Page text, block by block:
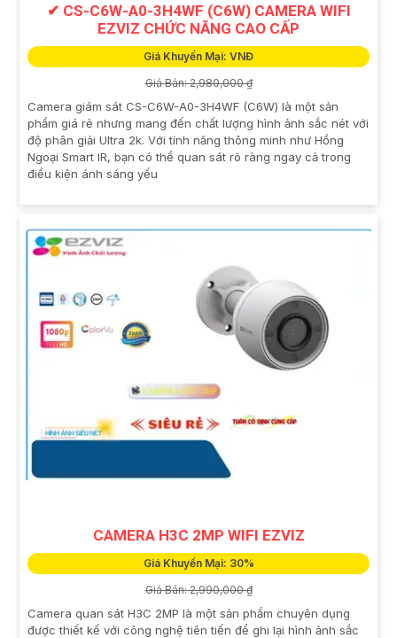
✔ CS-C6W-A0-3H4WF (C6W) CAMERA WIFI
EZVIZ CHỨC NĂNG CAO CẤP
Giá Khuyến Mại: VNĐ
Giá Bán: 2,980,000 ₫
Camera giám sát CS-C6W-A0-3H4WF (C6W) là một sản
phẩm giá rẻ nhưng mang đến chất lượng hình ảnh sắc nét với
độ phân giải Ultra 2k. Với tính năng thông minh như Hồng
Ngoại Smart IR, bạn có thể quan sát rõ ràng ngay cả trong
điều kiện ánh sáng yếu
CAMERA H3C 2MP WIFI EZVIZ
Giá Khuyến Mại: 30%
Giá Bán: 2,990,000 ₫
Camera quan sát H3C 2MP là một sản phẩm chuyên dụng
được thiết kế với công nghệ tiên tiến để ghi lại hình ảnh sắc